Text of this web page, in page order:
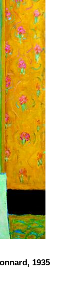
1935